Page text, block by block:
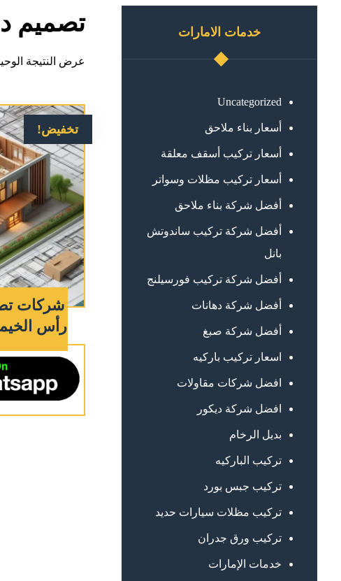
تصميم
عرض النتيجة
تخفيض!
شركات
رأس الخيمة :
خدمات الامارات
Uncategorized
أسعار بناء ملاحق
أسعار تركيب أسقف معلقة
أسعار تركيب مظلات وسواتر
أفضل شركة بناء ملاحق
أفضل شركة تركيب ساندوتش
بانل
أفضل شركة تركيب فورسيلنج
أفضل شركة دهانات
أفضل شركة صبغ
اسعار تركيب باركيه
افضل شركات مقاولات
افضل شركة ديكور
بديل الرخام
تركيب الباركيه
تركيب جبس بورد
تركيب مظلات سيارات حديد
تركيب ورق جدران
خدمات الإمارات